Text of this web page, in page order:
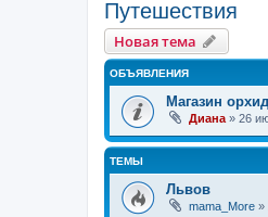
Путешествия
Новая тема
ОБЪЯВЛЕНИЯ
Магазин
Диана » 26
ТЕМЫ
Львов
mama_More »